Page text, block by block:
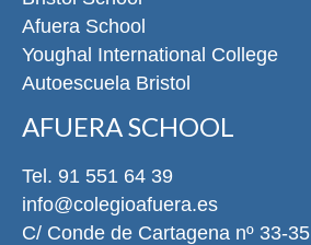
Afuera School
Youghal International College
Autoescuela Bristol
AFUERA SCHOOL
Tel. 91 551 64 39
info@colegioafuera.es
C/ Conde de Cartagena nº 33-35